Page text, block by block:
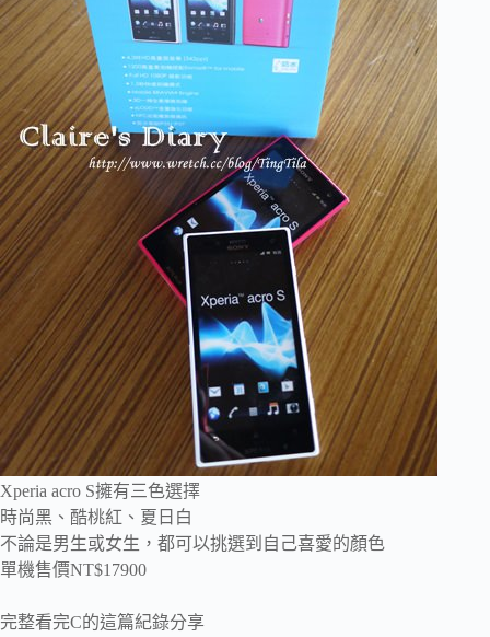
Xperia acro S擁有三色選擇
時尚黑、酷桃紅、夏日白
不論是男生或女生，都可以挑選到自己喜愛的顏色
單機售價NT$17900
完整看完C的這篇紀錄分享